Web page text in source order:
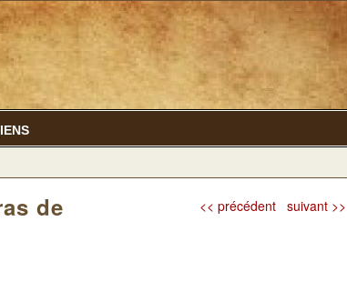
de << précédent suivant >>